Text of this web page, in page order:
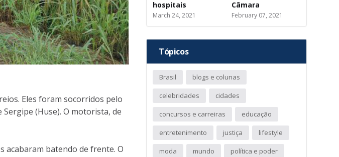
Eles foram socorridos pelo
(Huse). O motorista, de
acabaram batendo de frente. O
hospitais
March 24, 2021
Câmara
February 07, 2021
Tópicos
Brasil blogs e colunas
celebridades cidades
concursos e carreiras educação
entretenimento justiça lifestyle
moda mundo política e poder